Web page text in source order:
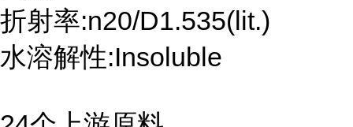
折射率:n20/D1.535(lit.)
水溶解性:Insoluble